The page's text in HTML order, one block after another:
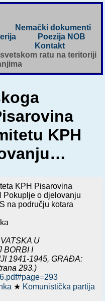
Nemački dokumenti
Poezija NOB
Kontakt
ratu na teritoriji
KPH
KPH Pisarovina
Pokuplje o djelovanju
na području kotara
U
BORBI I
1941-1945, GRAĐA:
293.)
★ Komunistička partija